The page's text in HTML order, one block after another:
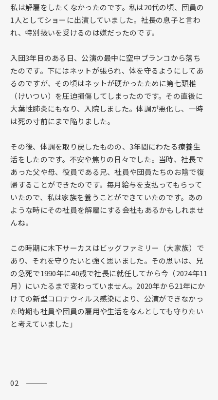
私は解雇をしたくなかったのです。私は20代の頃、団員の
1人としてショーに出演していました。社長の息子と言わ
れ、特別扱いを受けるのは嫌だったのです。
入団3年目のある日、公演の最中に空中ブランコから落ち
たのです。下にはネットが張られ、体を守るようにしてあ
るのですが、その頃はネットが硬かったために第七頚椎
（けいつい）を圧迫損傷してしまったのです。その直後に
大葉性肺炎にもなり、入院しました。体調が悪化し、一時
は死の寸前にまで陥りました。
その後、体調を取り戻したものの、3年間にわたる療養生
活をしたのです。不安や焦りの日々でした。当時、社長で
あった父や母、役員である兄、社員や団員たちのお陰で復
帰することができたのです。毎月給与を支払ってもらって
いたので、私は家族を養うことができていたのです。あの
ような時にその社員を解雇にする会社もあるかもしれませ
んね。
この時期に木下サーカスはビッグファミリー（大家族）で
あり、それを守りたいと強く思いました。その思いは、兄
の急死で1990年に40歳で社長に就任してから今（2024年11
月）にいたるまで変わっていません。2020年から21年にか
けての新型コロナウィルス感染により、公演ができなかっ
た時期も社員や団員の雇用や生活をなんとしても守りたい
と考えていました」
02 ―――